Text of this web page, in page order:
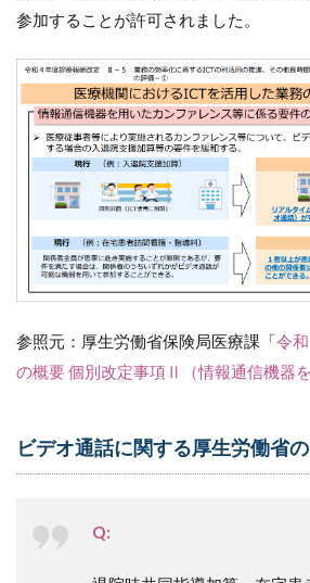
参加することが許可されました。
参照元：厚生労働省保険局医療課「令
の概要 個別改定事項Ⅱ（情報通信機器を
ビデオ通話に関する厚生労働省
Q: